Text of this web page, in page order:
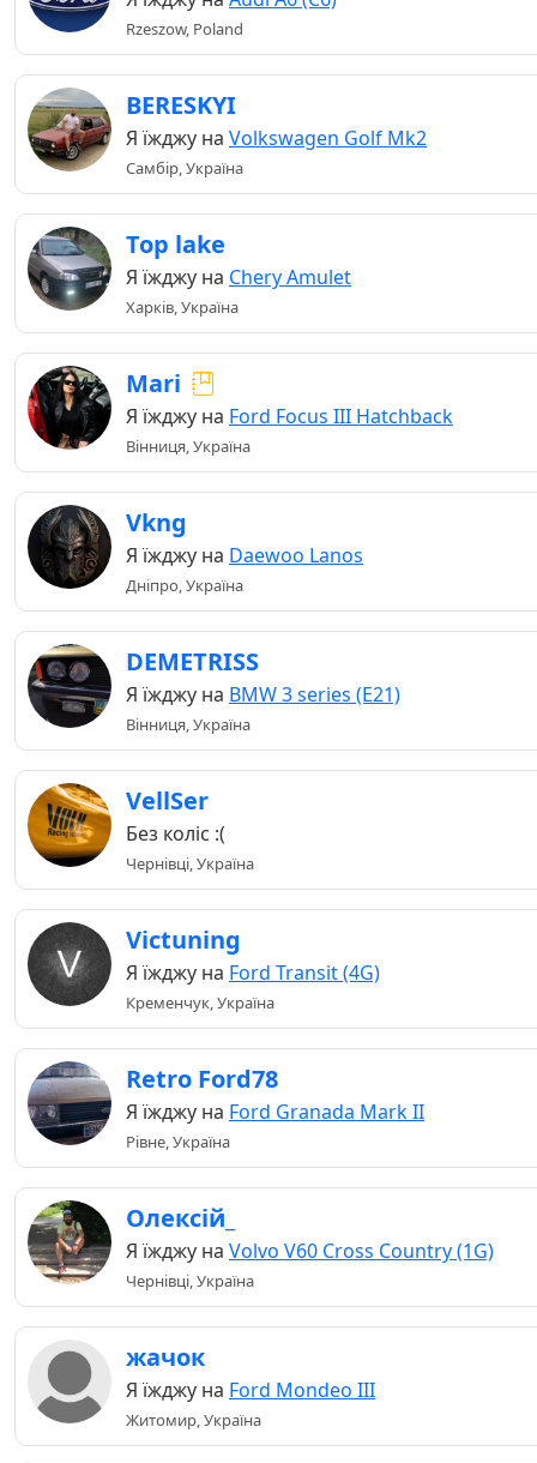
Rzeszow, Poland
BERESKYI
Я їжджу на Volkswagen Golf Mk2
Самбір, Україна
Top lake
Я їжджу на Chery Amulet
Харків, Україна
Mari
Я їжджу на Ford Focus III Hatchback
Вінниця, Україна
Vkng
Я їжджу на Daewoo Lanos
Дніпро, Україна
DEMETRISS
Я їжджу на BMW 3 series (E21)
Вінниця, Україна
VellSer
Без коліс :(
Чернівці, Україна
Victuning
Я їжджу на Ford Transit (4G)
Кременчук, Україна
Retro Ford78
Я їжджу на Ford Granada Mark II
Рівне, Україна
Олексій_
Я їжджу на Volvo V60 Cross Country (1G)
Чернівці, Україна
жачок
Я їжджу на Ford Mondeo III
Житомир, Україна